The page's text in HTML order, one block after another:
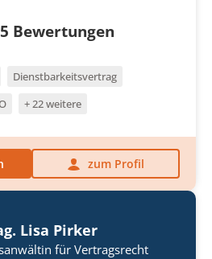
Bewertungen
Dienstbarkeitsvertrag
+ 22 weitere
zum Profil
Lisa Pirker
für Vertragsrecht